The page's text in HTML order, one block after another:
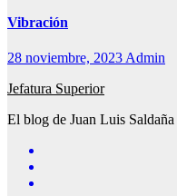
Vibración
28 noviembre, 2023 Admin
Jefatura Superior
El blog de Juan Luis Saldaña